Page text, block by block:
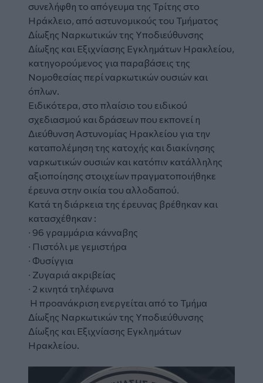
συνελήφθη το απόγευμα της Τρίτης στο
Ηράκλειο, από αστυνομικούς του Τμήματος
Δίωξης Ναρκωτικών της Υποδιεύθυνσης
Δίωξης και Εξιχνίασης Εγκλημάτων Ηρακλείου,
κατηγορούμενος για παραβάσεις της
Νομοθεσίας περί ναρκωτικών ουσιών και
όπλων.
Ειδικότερα, στο πλαίσιο του ειδικού
σχεδιασμού και δράσεων που εκπονεί η
Διεύθυνση Αστυνομίας Ηρακλείου για την
καταπολέμηση της κατοχής και διακίνησης
ναρκωτικών ουσιών και κατόπιν κατάλληλης
αξιοποίησης στοιχείων πραγματοποιήθηκε
έρευνα στην οικία του αλλοδαπού.
Κατά τη διάρκεια της έρευνας βρέθηκαν και
κατασχέθηκαν :
∙ 96 γραμμάρια κάνναβης
∙ Πιστόλι με γεμιστήρα
∙ Φυσίγγια
∙ Ζυγαριά ακριβείας
∙ 2 κινητά τηλέφωνα
Η προανάκριση ενεργείται από το Τμήμα
Δίωξης Ναρκωτικών της Υποδιεύθυνσης
Δίωξης και Εξιχνίασης Εγκλημάτων
Ηρακλείου.